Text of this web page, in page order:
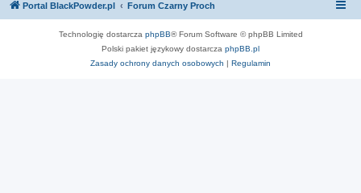
Portal BlackPowder.pl Forum Czarny Proch
Technologię dostarcza phpBB® Forum Software © phpBB Limited
Polski pakiet językowy dostarcza phpBB.pl
Zasady ochrony danych osobowych | Regulamin